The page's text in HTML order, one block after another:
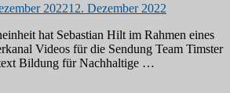
202212. Dezember 2022
hat Sebastian Hilt im Rahmen eines
Videos für die Sendung Team Timster
Bildung für Nachhaltige …